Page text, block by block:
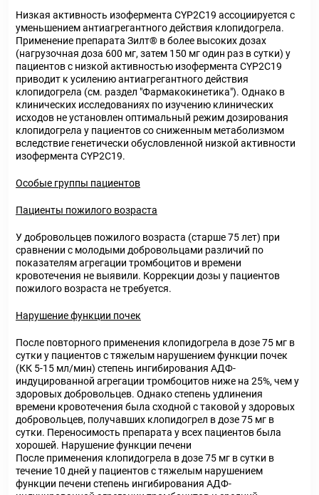
Низкая активность изофермента CYP2C19 ассоциируется с
уменьшением антиагрегантного действия клопидогрела.
Применение препарата Зилт® в более высоких дозах
(нагрузочная доза 600 мг, затем 150 мг один раз в сутки) у
пациентов с низкой активностью изофермента CYP2C19
приводит к усилению антиагрегантного действия
клопидогрела (см. раздел "Фармакокинетика"). Однако в
клинических исследованиях по изучению клинических
исходов не установлен оптимальный режим дозирования
клопидогрела у пациентов со сниженным метаболизмом
вследствие генетически обусловленной низкой активности
изофермента CYP2C19.
Особые группы пациентов
Пациенты пожилого возраста
У добровольцев пожилого возраста (старше 75 лет) при
сравнении с молодыми добровольцами различий по
показателям агрегации тромбоцитов и времени
кровотечения не выявили. Коррекции дозы у пациентов
пожилого возраста не требуется.
Нарушение функции почек
После повторного применения клопидогрела в дозе 75 мг в
сутки у пациентов с тяжелым нарушением функции почек
(КК 5-15 мл/мин) степень ингибирования АДФ-
индуцированной агрегации тромбоцитов ниже на 25%, чем у
здоровых добровольцев. Однако степень удлинения
времени кровотечения была сходной с таковой у здоровых
добровольцев, получавших клопидогрел в дозе 75 мг в
сутки. Переносимость препарата у всех пациентов была
хорошей. Нарушение функции печени
После применения клопидогрела в дозе 75 мг в сутки в
течение 10 дней у пациентов с тяжелым нарушением
функции печени степень ингибирования АДФ-